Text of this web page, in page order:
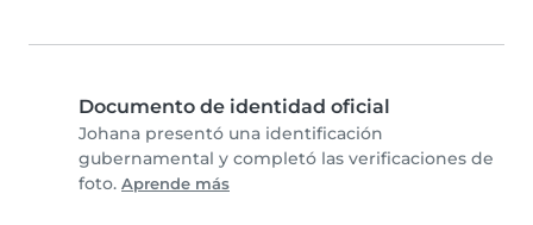
Documento de identidad oficial
Johana presentó una identificación
gubernamental y completó las verificaciones de
foto. Aprende más